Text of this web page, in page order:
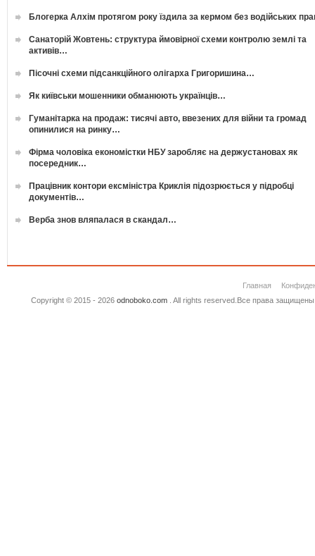
Блогерка Алхім протягом року їздила за кермом без водійських
Санаторій Жовтень: структура ймовірної схеми контролю землі та
активів…
Пісочні схеми підсанкційного олігарха Григоришина…
Як київськи мошенники обманюють українців…
Гуманітарка на продаж: тисячі авто, ввезених для війни та громад
опинилися на ринку…
Фірма чоловіка економістки НБУ заробляє на держустановах як
посередник…
Працівник контори ексміністра Криклія підозрюється у підробці
документів…
Верба знов вляпалася в скандал…
Главная
Copyright © 2015 - 2026 odnoboko.com. All rights reserved.Все права защищены.